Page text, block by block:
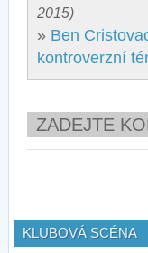
2015)
» Ben
kontroverzní
ZADEJTE
KLUBOVÁ SCÉNA